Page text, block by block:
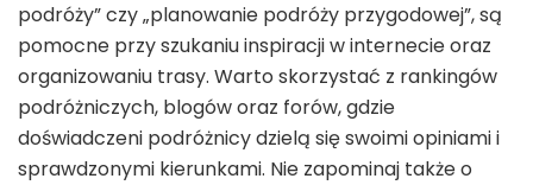
podróży” czy „planowanie podróży przygodowej”, są
pomocne przy szukaniu inspiracji w internecie oraz
organizowaniu trasy. Warto skorzystać z rankingów
podróżniczych, blogów oraz forów, gdzie
doświadczeni podróżnicy dzielą się swoimi opiniami i
sprawdzonymi kierunkami. Nie zapominaj także o